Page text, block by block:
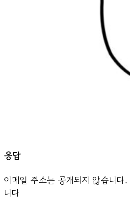
응답
이메일 주소는 공개되지 않습니다.
니다